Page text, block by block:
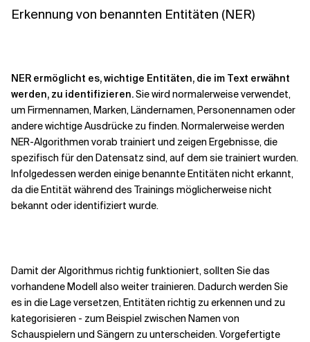
Erkennung von benannten Entitäten (NER)
NER ermöglicht es, wichtige Entitäten, die im Text erwähnt
werden, zu identifizieren.Sie wird normalerweise verwendet,
um Firmennamen, Marken, Ländernamen, Personennamen oder
andere wichtige Ausdrücke zu finden. Normalerweise werden
NER-Algorithmen vorab trainiert und zeigen Ergebnisse, die
spezifisch für den Datensatz sind, auf dem sie trainiert wurden.
Infolgedessen werden einige benannte Entitäten nicht erkannt,
da die Entität während des Trainings möglicherweise nicht
bekannt oder identifiziert wurde.
Damit der Algorithmus richtig funktioniert, sollten Sie das
vorhandene Modell also weiter trainieren. Dadurch werden Sie
es in die Lage versetzen, Entitäten richtig zu erkennen und zu
kategorisieren - zum Beispiel zwischen Namen von
Schauspielern und Sängern zu unterscheiden. Vorgefertigte